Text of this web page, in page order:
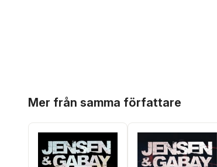
Mer från samma författare